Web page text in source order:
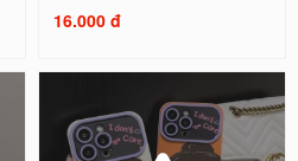
16.000 đ